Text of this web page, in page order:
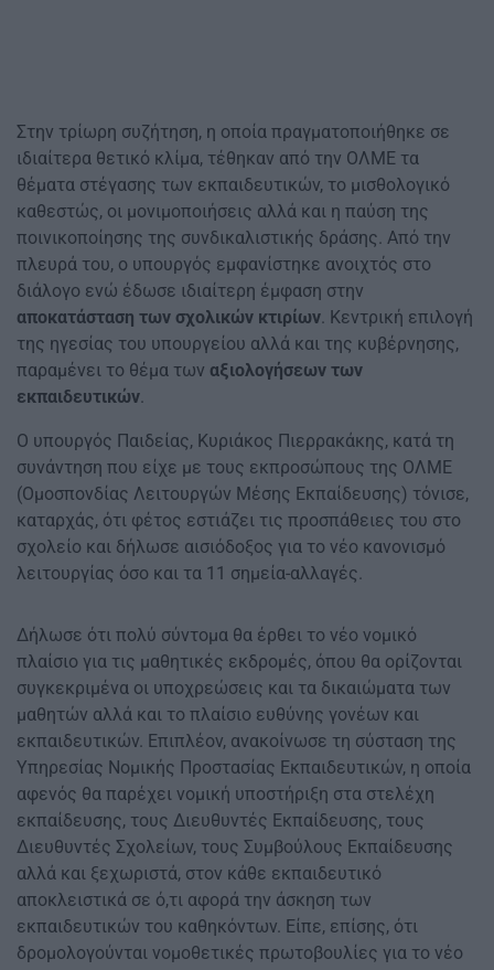
Στην τρίωρη συζήτηση, η οποία πραγματοποιήθηκε σε
ιδιαίτερα θετικό κλίμα, τέθηκαν από την ΟΛΜΕ τα
θέματα στέγασης των εκπαιδευτικών, το μισθολογικό
καθεστώς, οι μονιμοποιήσεις αλλά και η παύση της
ποινικοποίησης της συνδικαλιστικής δράσης. Από την
πλευρά του, ο υπουργός εμφανίστηκε ανοιχτός στο
διάλογο ενώ έδωσε ιδιαίτερη έμφαση στην
αποκατάσταση των σχολικών κτιρίων. Κεντρική επιλογή
της ηγεσίας του υπουργείου αλλά και της κυβέρνησης,
παραμένει το θέμα των αξιολογήσεων των
εκπαιδευτικών.
Ο υπουργός Παιδείας, Κυριάκος Πιερρακάκης, κατά τη
συνάντηση που είχε με τους εκπροσώπους της ΟΛΜΕ
(Ομοσπονδίας Λειτουργών Μέσης Εκπαίδευσης) τόνισε,
καταρχάς, ότι φέτος εστιάζει τις προσπάθειες του στο
σχολείο και δήλωσε αισιόδοξος για το νέο κανονισμό
λειτουργίας όσο και τα 11 σημεία-αλλαγές.
Δήλωσε ότι πολύ σύντομα θα έρθει το νέο νομικό
πλαίσιο για τις μαθητικές εκδρομές, όπου θα ορίζονται
συγκεκριμένα οι υποχρεώσεις και τα δικαιώματα των
μαθητών αλλά και το πλαίσιο ευθύνης γονέων και
εκπαιδευτικών. Επιπλέον, ανακοίνωσε τη σύσταση της
Υπηρεσίας Νομικής Προστασίας Εκπαιδευτικών, η οποία
αφενός θα παρέχει νομική υποστήριξη στα στελέχη
εκπαίδευσης, τους Διευθυντές Εκπαίδευσης, τους
Διευθυντές Σχολείων, τους Συμβούλους Εκπαίδευσης
αλλά και ξεχωριστά, στον κάθε εκπαιδευτικό
αποκλειστικά σε ό,τι αφορά την άσκηση των
εκπαιδευτικών του καθηκόντων. Είπε, επίσης, ότι
δρομολογούνται νομοθετικές πρωτοβουλίες για το νέο